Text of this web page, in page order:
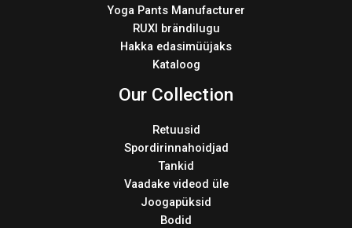
Yoga Pants Manufacturer
RUXI brändilugu
Hakka edasimüüjaks
Kataloog
Our Collection
Retuusid
Spordirinnahoidjad
Tankid
Vaadake videod üle
Joogapüksid
Bodid